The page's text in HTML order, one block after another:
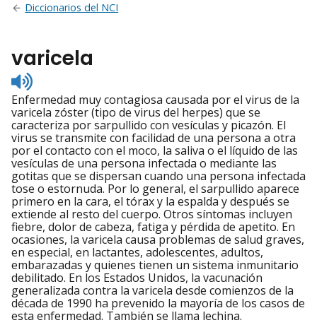
Diccionarios del NCI
varicela
Listen
to
pronunciation
Enfermedad muy contagiosa causada por el virus de la
varicela zóster (tipo de virus del herpes) que se
caracteriza por sarpullido con vesículas y picazón. El
virus se transmite con facilidad de una persona a otra
por el contacto con el moco, la saliva o el líquido de las
vesículas de una persona infectada o mediante las
gotitas que se dispersan cuando una persona infectada
tose o estornuda. Por lo general, el sarpullido aparece
primero en la cara, el tórax y la espalda y después se
extiende al resto del cuerpo. Otros síntomas incluyen
fiebre, dolor de cabeza, fatiga y pérdida de apetito. En
ocasiones, la varicela causa problemas de salud graves,
en especial, en lactantes, adolescentes, adultos,
embarazadas y quienes tienen un sistema inmunitario
debilitado. En los Estados Unidos, la vacunación
generalizada contra la varicela desde comienzos de la
década de 1990 ha prevenido la mayoría de los casos de
esta enfermedad. También se llama lechina.